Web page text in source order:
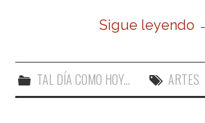
Sigue leyendo
TAL DÍA COMO HOY... ARTES